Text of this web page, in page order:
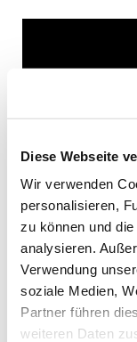
Diese Webseite
Wir verwenden
personalisieren,
zu können und
analysieren.
Verwendung
soziale Medien,
Partner führen
weiteren Daten